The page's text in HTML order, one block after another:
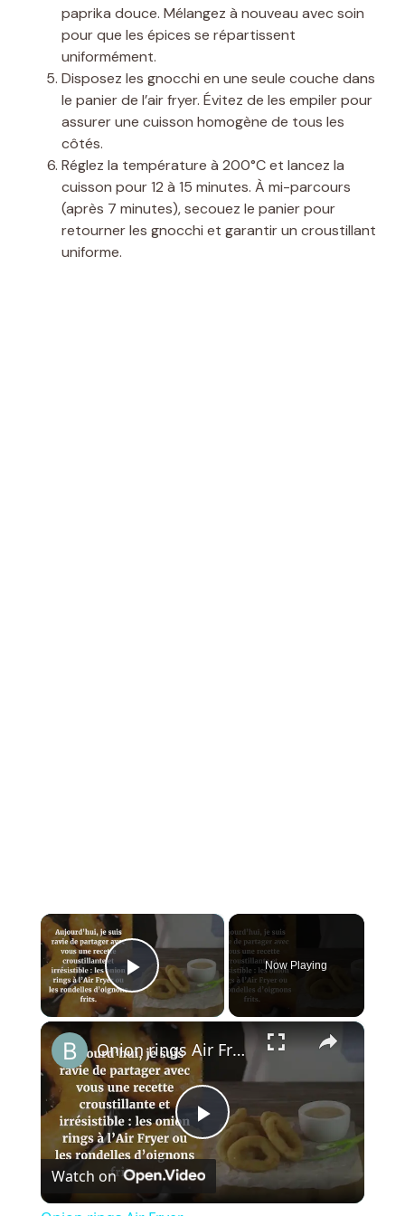
paprika douce. Mélangez à nouveau avec soin
pour que les épices se répartissent
uniformément.
Disposez les gnocchi en une seule couche dans
le panier de l’air fryer. Évitez de les empiler pour
assurer une cuisson homogène de tous les
côtés.
Réglez la température à 200°C et lancez la
cuisson pour 12 à 15 minutes. À mi-parcours
(après 7 minutes), secouez le panier pour
retourner les gnocchi et garantir un croustillant
uniforme.
×
Play Video
Now Playing
×
P
l
Onion rings Air Fryer
Watch on